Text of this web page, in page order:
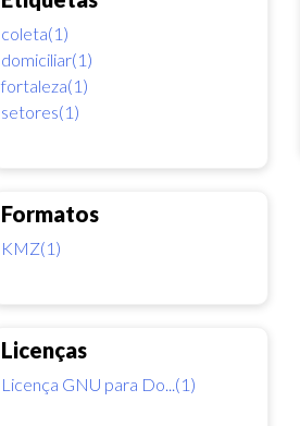
coleta(1)
domiciliar(1)
fortaleza(1)
setores(1)
Formatos
KMZ(1)
Licenças
Licença GNU para Do...(1)